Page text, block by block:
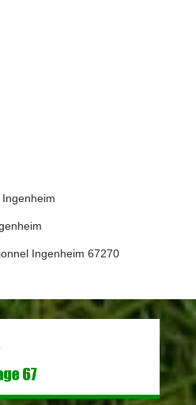
Ingenheim 67270